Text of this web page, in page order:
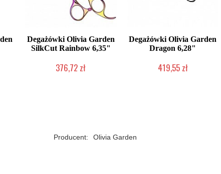
Degażówki Olivia Garden
SilkCut Rainbow 6,35"
376,72 zł
Degażówki Olivia Garden
Dragon 6,28"
419,55 zł
Producent: Olivia Garden